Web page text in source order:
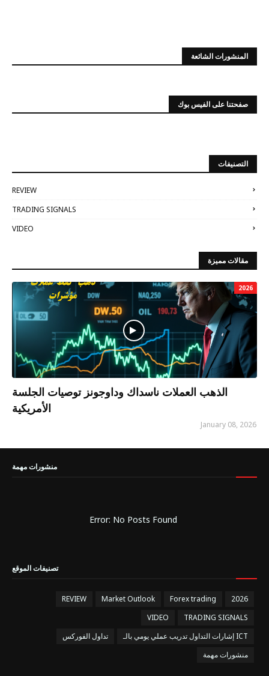
المنشورات الشائعة
صفحتنا على الفيس بوك
التصنيفات
REVIEW
TRADING SIGNALS
VIDEO
مقالات مميزة
2026
الذهب العملات ناسداك وداوجونز توصيات الجلسة
الأمريكية
January 08, 2026
منشورات مهمة
Error: No Posts Found
تصنيفات الموقع
2026
Forex trading
Market Outlook
REVIEW
TRADING SIGNALS
VIDEO
إشارات التداول تدريب عملي يومي بالـ ICT
تداول الفوركس
منشورات مهمة